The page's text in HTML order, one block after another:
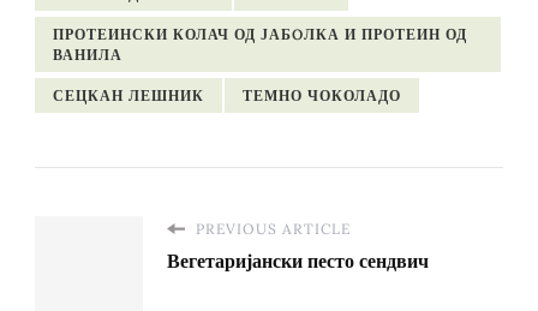
ПРОТЕИНСКИ КОЛАЧ ОД ЈАБOЛКА И ПРОТЕИН ОД
ВАНИЛА
СЕЦКАН ЛЕШНИК ТЕМНО ЧОКОЛАДО
PREVIOUS ARTICLE
Вегетаријански песто сендвич